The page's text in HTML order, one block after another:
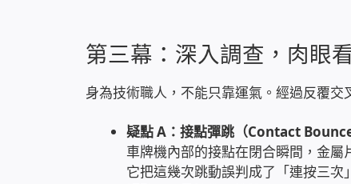
第三幕：深入調查，肉眼
身為技術職人，不能只靠運氣。經過反覆交
疑點 A：接點彈跳（Contact Bounce
車牌機內部的接點在閉合瞬間，金屬
它把這幾次跳動誤判成了「連按三次